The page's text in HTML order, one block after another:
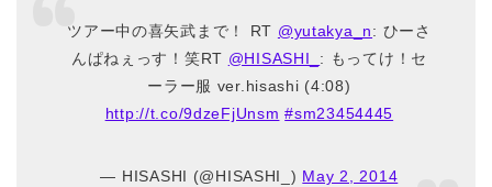
ツアー中の喜矢武まで！ RT @yutakya_n: ひーさ
んぱねぇっす！笑RT @HISASHI_ : もってけ！セ
ーラー服 ver.hisashi (4:08)
http://t.co/9dzeFjUnsm #sm23454445
— HISASHI (@HISASHI_) May 2, 2014